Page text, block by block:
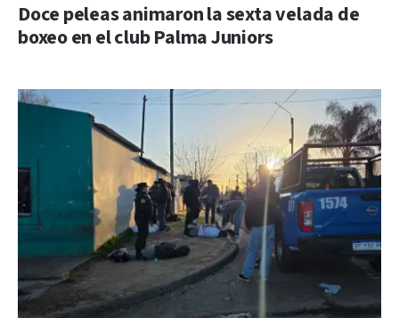
Doce peleas animaron la sexta velada de
boxeo en el club Palma Juniors